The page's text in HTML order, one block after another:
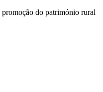
promoção do património rural